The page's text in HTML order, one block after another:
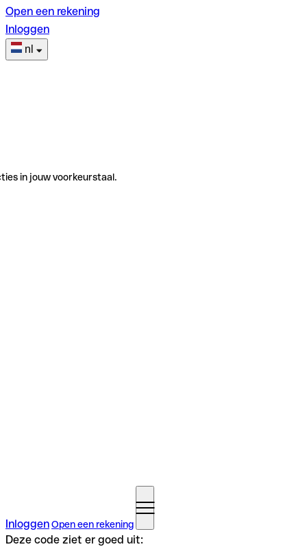
Open een rekening
Inloggen
nl
in jouw voorkeurstaal.
InloggenOpen een rekening
Deze code ziet er goed uit: